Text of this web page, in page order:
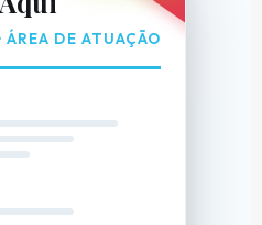
ÁREA DE ATUAÇÃO